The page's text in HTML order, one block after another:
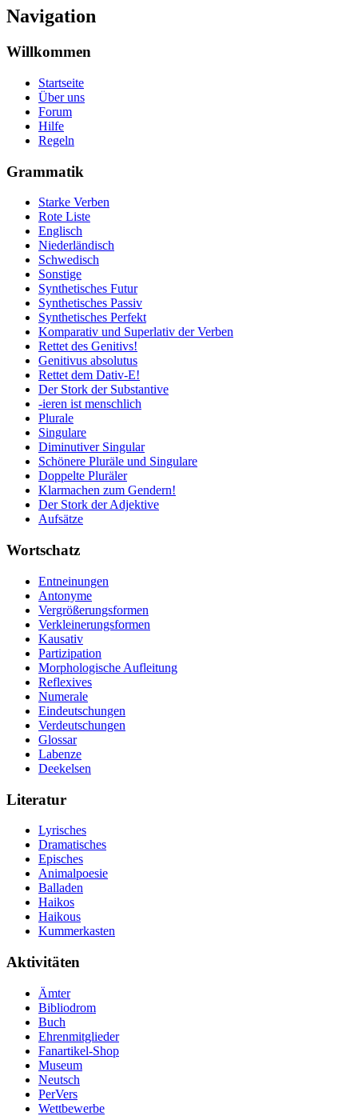
Navigation
Willkommen
Startseite
Über uns
Forum
Hilfe
Regeln
Grammatik
Starke Verben
Rote Liste
Englisch
Niederländisch
Schwedisch
Sonstige
Synthetisches Futur
Synthetisches Passiv
Synthetisches Perfekt
Komparativ und Superlativ der Verben
Rettet des Genitivs!
Genitivus absolutus
Rettet dem Dativ-E!
Der Stork der Substantive
-ieren ist menschlich
Plurale
Singulare
Diminutiver Singular
Schönere Pluräle und Singulare
Doppelte Pluräler
Klarmachen zum Gendern!
Der Stork der Adjektive
Aufsätze
Wortschatz
Entneinungen
Antonyme
Vergrößerungsformen
Verkleinerungsformen
Kausativ
Partizipation
Morphologische Aufleitung
Reflexives
Numerale
Eindeutschungen
Verdeutschungen
Glossar
Labenze
Deekelsen
Literatur
Lyrisches
Dramatisches
Episches
Animalpoesie
Balladen
Haikos
Haikous
Kummerkasten
Aktivitäten
Ämter
Bibliodrom
Buch
Ehrenmitglieder
Fanartikel-Shop
Museum
Neutsch
PerVers
Wettbewerbe